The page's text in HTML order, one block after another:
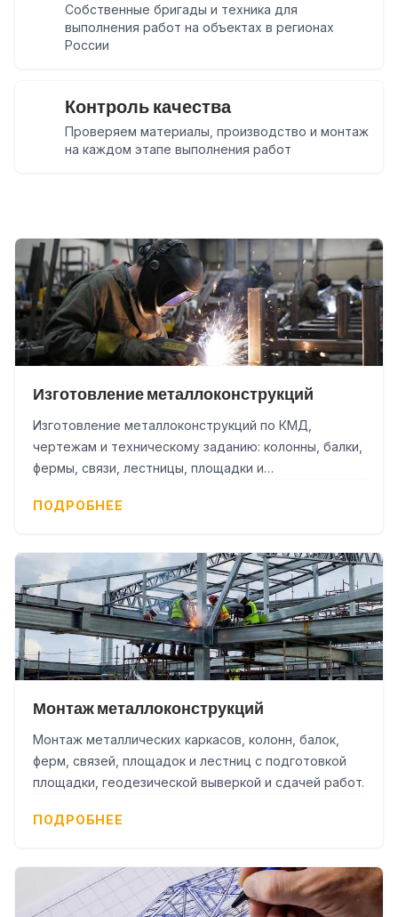
Собственные бригады и техника для
выполнения работ на объектах в регионах
России
Контроль качества
Проверяем материалы, производство и монтаж
на каждом этапе выполнения работ
Изготовление металлоконструкций
Изготовление металлоконструкций по КМД,
чертежам и техническому заданию: колонны, балки,
фермы, связи, лестницы, площадки и
монтаж могут быть включены в состав заказа.
ПОДРОБНЕЕ
Монтаж металлоконструкций
Монтаж металлических каркасов, колонн, балок,
ферм, связей, площадок и лестниц с подготовкой
площадки, геодезической выверкой и сдачей работ.
ПОДРОБНЕЕ